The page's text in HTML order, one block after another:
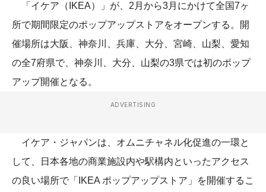
「イケア（IKEA）」が、2月から3月にかけて全国7ヶ
所で期間限定のポップアップストアをオープンする。開
催場所は大阪、神奈川、兵庫、大分、宮崎、山梨、愛知
の全7府県で、神奈川、大分、山梨の3県では初のポップ
アップ開催となる。
ADVERTISING
イケア・ジャパンは、オムニチャネル化促進の一環と
して、日本各地の商業施設内や駅構内といったアクセス
の良い場所で「IKEA ポップアップストア」を開催するこ